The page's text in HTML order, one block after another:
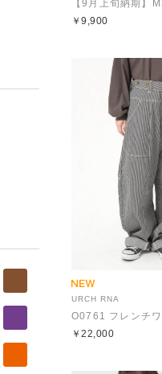
￥9,900
URCH RNA
￥22,000